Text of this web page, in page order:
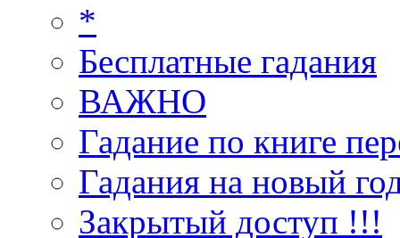
*
Бесплатные гадания
ВАЖНО
Гадание по книге
Гадания на новый
Закрытый доступ !!!